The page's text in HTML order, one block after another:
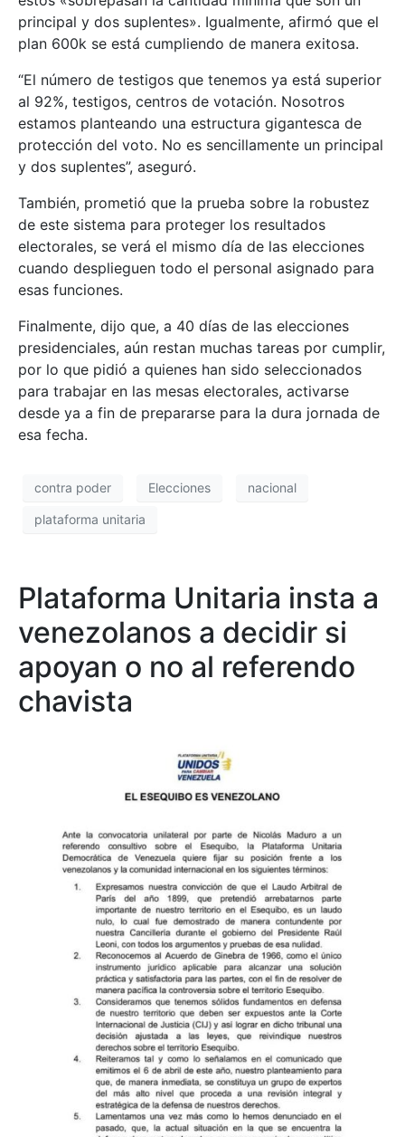
principal y dos suplentes». Igualmente, afirmó que el
plan 600k se está cumpliendo de manera exitosa.
“El número de testigos que tenemos ya está superior
al 92%, testigos, centros de votación. Nosotros
estamos planteando una estructura gigantesca de
protección del voto. No es sencillamente un principal
y dos suplentes”, aseguró.
También, prometió que la prueba sobre la robustez
de este sistema para proteger los resultados
electorales, se verá el mismo día de las elecciones
cuando desplieguen todo el personal asignado para
esas funciones.
Finalmente, dijo que, a 40 días de las elecciones
presidenciales, aún restan muchas tareas por cumplir,
por lo que pidió a quienes han sido seleccionados
para trabajar en las mesas electorales, activarse
desde ya a fin de prepararse para la dura jornada de
esa fecha.
contra poder Elecciones nacional
plataforma unitaria
Plataforma Unitaria insta a
venezolanos a decidir si
apoyan o no al referendo
chavista